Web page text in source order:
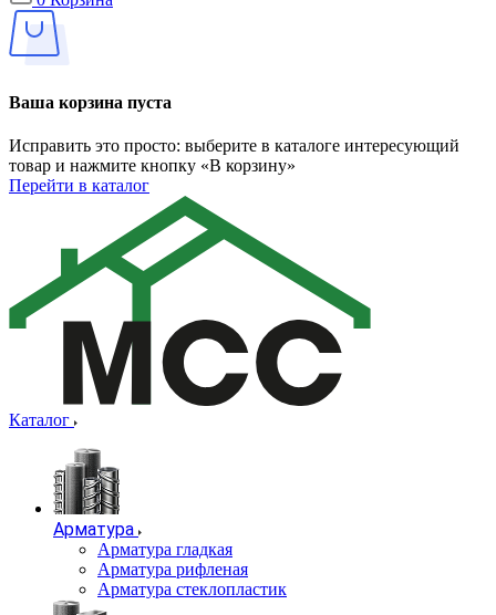
Ваша корзина пуста
Исправить это просто: выберите в каталоге интересующий
товар и нажмите кнопку «В корзину»
Перейти в каталог
Каталог
Арматура
Арматура гладкая
Арматура рифленая
Арматура стеклопластик